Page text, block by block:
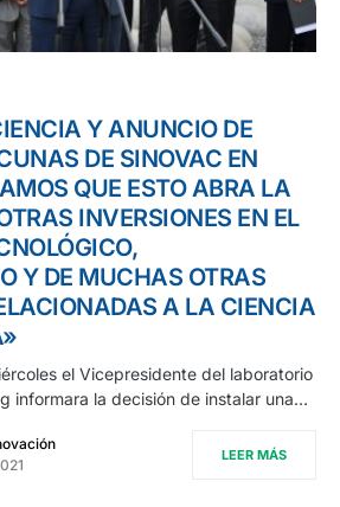
Y ANUNCIO DE
DE SINOVAC EN
QUE ESTO ABRA LA
INVERSIONES EN EL
Y DE MUCHAS OTRAS
A LA CIENCIA
el Vicepresidente del laboratorio
informara la decisión de instalar una…
LEER MÁS